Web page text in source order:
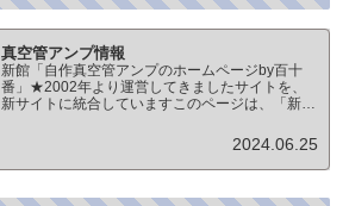
真空管アンプ情報
新館「自作真空管アンプのホームページby百十
番」★2002年より運営してきましたサイトを、
新サイトに統合していますこのページは、「新
のTOPページになりますオーディオ情報全般の
2024.06.25